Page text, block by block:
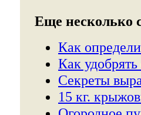
Еще несколько
Как
Как
Секреты
15 кг.